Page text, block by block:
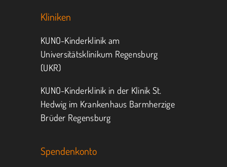
Kliniken
KUNO-Kinderklinik am
Universitätsklinikum Regensburg
(UKR)
KUNO-Kinderklinik in der Klinik St.
Hedwig im Krankenhaus Barmherzige
Brüder Regensburg
Spendenkonto